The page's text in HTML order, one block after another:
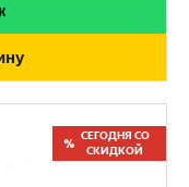
СЕГОДНЯ СО
СКИДКОЙ